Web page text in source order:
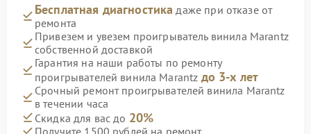
Бесплатная диагностика даже при отказе от
ремонта
Привезем и увезем проигрыватель винила Marantz
собственной доставкой
Гарантия на наши работы по ремонту
проигрывателей винила Marantz до 3-х лет
Срочный ремонт проигрывателей винила Marantz
в течении часа
Скидка для вас до 20%